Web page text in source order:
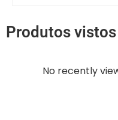
Produtos
No recently